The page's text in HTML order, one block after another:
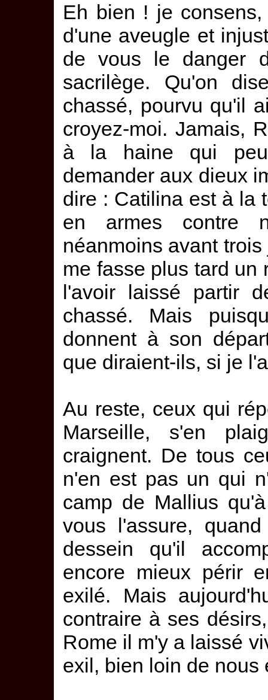
Eh bien ! je
d'une aveugle et
de vous le danger
sacrilège. Qu'on
chassé, pourvu qu'il
croyez-moi. Jamais,
à la haine qui
demander aux dieux
dire : Catilina est à la
en armes contre
néanmoins avant
me fasse plus tard un
l'avoir laissé partir
chassé. Mais
donnent à son
que diraient-ils, si je
Au reste, ceux qui
Marseille, s'en
craignent. De tous
n'en est pas un qui
camp de Mallius
vous l'assure,
dessein qu'il
encore mieux périr
exilé. Mais
contraire à ses
Rome il m'y a laissé
exil, bien loin de nous